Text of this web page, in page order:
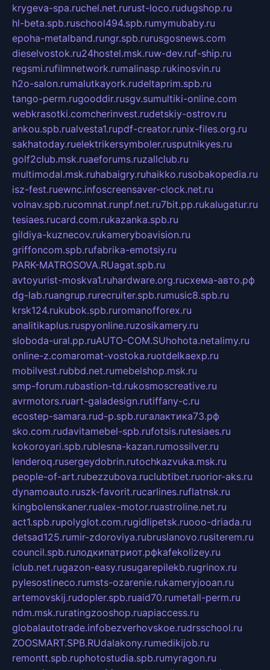
krygeva-spa.ruchel.net.rurust-loco.rudugshop.ru
hl-beta.spb.ruschool494.spb.rumymubaby.ru
epoha-metalband.rungr.spb.rurusgosnews.com
dieselvostok.ru24hostel.msk.ruw-dev.ruf-ship.ru
regsmi.rufilmnetwork.rumalinasp.rukinosvin.ru
h2o-salon.rumalutkayork.rudeltaprim.spb.ru
tango-perm.rugooddir.rusgv.sumultiki-online.com
webkrasotki.comcherinvest.rudetskiy-ostrov.ru
ankou.spb.rualvesta1.rupdf-creator.runix-files.org.ru
sakhatoday.ruelektrikersymboler.rusputnikyes.ru
golf2club.msk.ruaeforums.ruzallclub.ru
multimodal.msk.ruhabaigry.ruhaikko.rusobakopedia.ru
isz-fest.ruewnc.infoscreensaver-clock.net.ru
volnav.spb.rucomnat.runpf.net.ru7bit.pp.rukalugatur.ru
tesiaes.rucard.com.rukazanka.spb.ru
gildiya-kuznecov.rukameryboavision.ru
griffoncom.spb.rufabrika-emotsiy.ru
PARK-MATROSOVA.RUagat.spb.ru
avtoyurist-moskva1.ruhardware.org.ruсхема-авто.рф
dg-lab.ruangrup.rurecruiter.spb.rumusic8.spb.ru
krsk124.rukubok.spb.ruromanofforex.ru
analitikaplus.ruspyonline.ruzosikamery.ru
sloboda-ural.pp.ruAUTO-COM.SUhohota.netalimy.ru
online-z.comaromat-vostoka.ruotdelkaexp.ru
mobilvest.rubbd.net.rumebelshop.msk.ru
smp-forum.rubastion-td.rukosmoscreative.ru
avrmotors.ruart-galadesign.rutiffany-c.ru
ecostep-samara.rud-p.spb.ruгалактика73.рф
sko.com.rudavitamebel-spb.rufotsis.rutesiaes.ru
kokoroyari.spb.rublesna-kazan.rumossilver.ru
lenderoq.rusergeydobrin.rutochkazvuka.msk.ru
people-of-art.rubezzubova.ruclubtibet.ruorior-aks.ru
dynamoauto.ruszk-favorit.rucarlines.ruflatnsk.ru
kingbolenskaner.rualex-motor.ruastroline.net.ru
act1.spb.rupolyglot.com.rugidlipetsk.ruooo-driada.ru
detsad125.rumir-zdoroviya.rubruslanovo.rusiterem.ru
council.spb.ruлодкипатриот.рфkafekolizey.ru
iclub.net.rugazon-easy.rusugarepilekb.rugrinox.ru
pylesostineco.rumsts-ozarenie.rukameryjooan.ru
artemovskij.rudopler.spb.ruaid70.rumetall-perm.ru
ndm.msk.ruratingzooshop.ruapiaccess.ru
globalautotrade.infobezverhovskoe.rudrsschool.ru
ZOOSMART.SPB.RUdalakony.rumedikijob.ru
remontt.spb.ruphotostudia.spb.rumyragon.ru